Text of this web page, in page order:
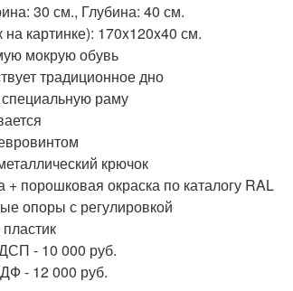
30 см., Глубина: 40 см.
картинке): 170x120x40 см.
мокрую обувь
традиционное дно
раму
крючок
порошковая окраска по каталогу RAL
опоры с регулировкой
- 10 000 руб.
- 12 000 руб.